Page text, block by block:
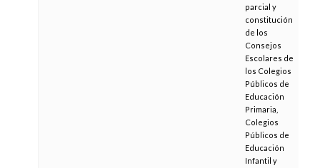
parcial y
constitución
de los
Consejos
Escolares de
los Colegios
Públicos de
Educación
Primaria,
Colegios
Públicos de
Educación
Infantil y